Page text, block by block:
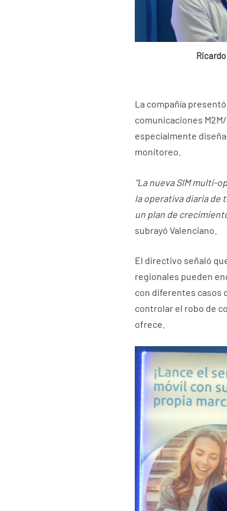
La compañía
comunicaciones
especialmente
monitoreo.
“La nueva SIM multi-
la operativa diaria de
un plan de
subrayó Valenciano.
El directivo señaló
regionales pueden
con diferentes casos
controlar el robo de
ofrece.